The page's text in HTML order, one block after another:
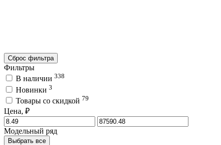
Сброс фильтра
Фильтры
В наличии 338
Новинки 3
Товары со скидкой 79
Цена, ₽
Модельный ряд
Выбрать все